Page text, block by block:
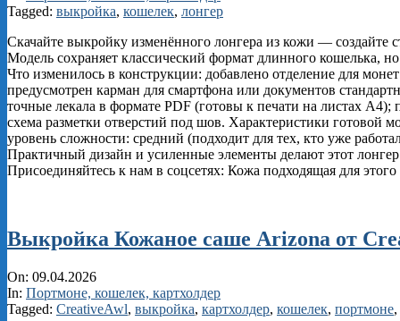
26
Tagged: выкройка, кошелек, лонгер
Скачайте выкройку изменённого лонгера из кожи —
Модель сохраняет классический формат длинного кошелька,
Что изменилось в конструкции: добавлено отделение для
предусмотрен карман для смартфона или документов
точные лекала в формате PDF (готовы к печати на листах
схема разметки отверстий под шов. Характеристики готовой
уровень сложности: средний (подходит для тех, кто уже
Практичный дизайн и усиленные элементы делают этот
Присоединяйтесь к нам в соцсетях: Кожа подходящая для
Выкройка Кожаное саше Arizona от
2026-
04-
09
On: 09.04.2026
In: Портмоне, кошелек, картхолдер
Tagged: CreativeAwl, выкройка, картхолдер, кошелек, портмоне,